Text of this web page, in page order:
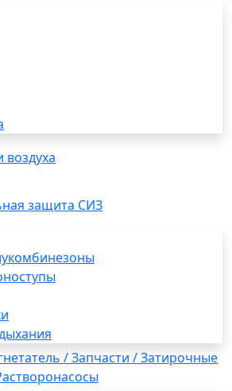
защита СИЗ
/ Запчасти / Затирочные